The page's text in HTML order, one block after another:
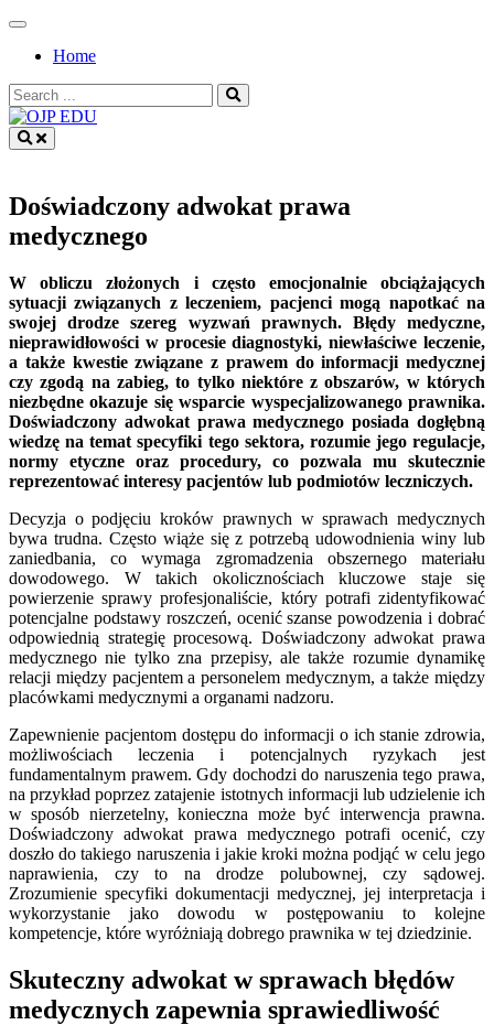
Skip
contentHome
Search
for:
Doświadczony adwokat prawa
medycznego
W obliczu złożonych i często emocjonalnie obciążających
sytuacji związanych z leczeniem, pacjenci mogą napotkać na
swojej drodze szereg wyzwań prawnych. Błędy medyczne,
nieprawidłowości w procesie diagnostyki, niewłaściwe leczenie,
a także kwestie związane z prawem do informacji medycznej
czy zgodą na zabieg, to tylko niektóre z obszarów, w których
niezbędne okazuje się wsparcie wyspecjalizowanego prawnika.
Doświadczony adwokat prawa medycznego posiada dogłębną
wiedzę na temat specyfiki tego sektora, rozumie jego regulacje,
normy etyczne oraz procedury, co pozwala mu skutecznie
reprezentować interesy pacjentów lub podmiotów leczniczych.
Decyzja o podjęciu kroków prawnych w sprawach medycznych
bywa trudna. Często wiąże się z potrzebą udowodnienia winy lub
zaniedbania, co wymaga zgromadzenia obszernego materiału
dowodowego. W takich okolicznościach kluczowe staje się
powierzenie sprawy profesjonaliście, który potrafi zidentyfikować
potencjalne podstawy roszczeń, ocenić szanse powodzenia i dobrać
odpowiednią strategię procesową. Doświadczony adwokat prawa
medycznego nie tylko zna przepisy, ale także rozumie dynamikę
relacji między pacjentem a personelem medycznym, a także między
placówkami medycznymi a organami nadzoru.
Zapewnienie pacjentom dostępu do informacji o ich stanie zdrowia,
możliwościach leczenia i potencjalnych ryzykach jest
fundamentalnym prawem. Gdy dochodzi do naruszenia tego prawa,
na przykład poprzez zatajenie istotnych informacji lub udzielenie ich
w sposób nierzetelny, konieczna może być interwencja prawna.
Doświadczony adwokat prawa medycznego potrafi ocenić, czy
doszło do takiego naruszenia i jakie kroki można podjąć w celu jego
naprawienia, czy to na drodze polubownej, czy sądowej.
Zrozumienie specyfiki dokumentacji medycznej, jej interpretacja i
wykorzystanie jako dowodu w postępowaniu to kolejne
kompetencje, które wyróżniają dobrego prawnika w tej dziedzinie.
Skuteczny adwokat w sprawach błędów
medycznych zapewnia sprawiedliwość